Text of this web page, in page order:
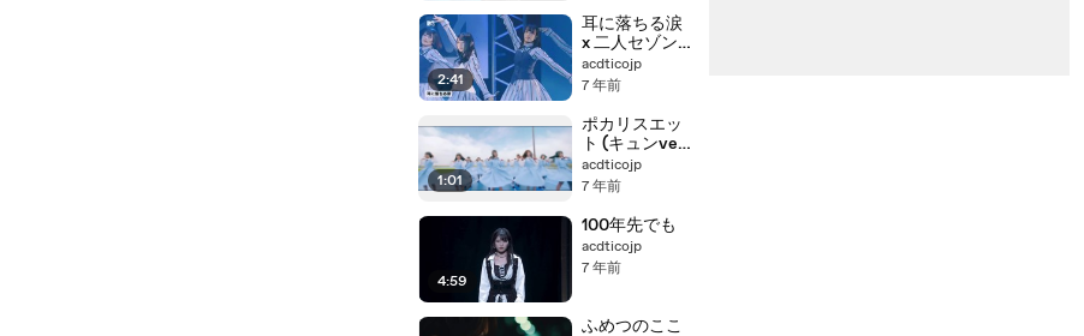
2:41
耳に落ちる涙
x 二人セゾン
(mashup)
acdticojp
7 年前
1:01
ポカリスエッ
ト (キュンver.)
(MAD)
acdticojp
7 年前
4:59
100年先でも
acdticojp
7 年前
ふめつのここ